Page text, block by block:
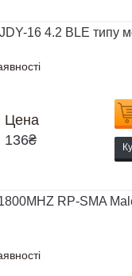
16 4.2 BLE типу
Цена
136₴
RP-SMA